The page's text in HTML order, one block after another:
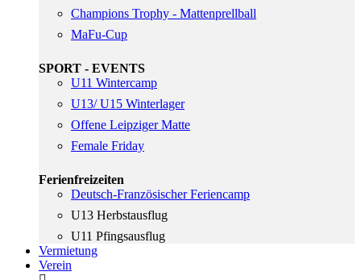
Champions Trophy - Mattenprellball
MaFu-Cup
SPORT - EVENTS
U11 Wintercamp
U13/ U15 Winterlager
Offene Leipziger Matte
Female Friday
Ferienfreizeiten
Deutsch-Französischer Feriencamp
U13 Herbstausflug
U11 Pfingsausflug
Vermietung
Verein